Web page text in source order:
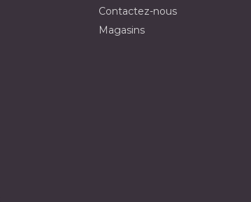
Contactez-nous
Magasins